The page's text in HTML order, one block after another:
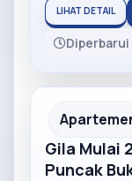
LIHAT DETAIL
Partner
Gila Mulai
Puncak